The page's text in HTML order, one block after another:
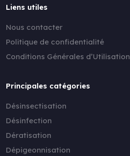
Liens utiles
Nous contacter
Politique de confidentialité
Conditions Générales d’Utilisation
Principales catégories
Désinsectisation
Désinfection
Dératisation
Dépigeonnisation